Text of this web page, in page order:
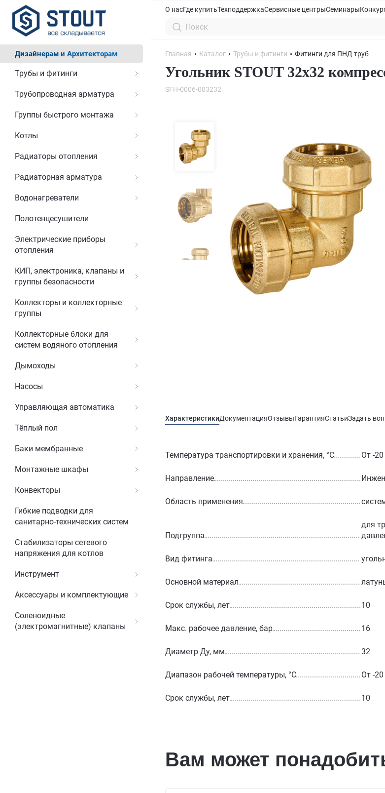
Дизайнерам и Архитекторам
Трубы и фитинги
Трубопроводная арматура
Группы быстрого монтажа
Котлы
Радиаторы отопления
Радиаторная арматура
Водонагреватели
Полотенцесушители
Электрические приборы
отопления
КИП, электроника, клапаны и
группы безопасности
Коллекторы и коллекторные
группы
Коллекторные блоки для
систем водяного отопления
Дымоходы
Насосы
Управляющая автоматика
Тёплый пол
Баки мембранные
Монтажные шкафы
Конвекторы
Гибкие подводки для
санитарно-технических систем
Стабилизаторы сетевого
напряжения для котлов
Инструмент
Аксессуары и комплектующие
Соленоидные
(электромагнитные) клапаны
О насГде купитьТехподдержкаСервисные центрыСеминары
Главная Каталог Трубы и фитинги Фитинги для ПНД труб
Угольник STOUT 32x32
SFH-0006-003232
ХарактеристикиДокументацияОтзывыГарантияСтатьиЗадать
Температура транспортировки и хранения, °С От -
Направление
Область применения
Подгруппа
для
Вид фитинга
Основной материал
Срок службы, лет 10
Макс. рабочее давление, бар 16
Диаметр Ду, мм 32
Диапазон рабочей температуры, °С От -
Срок службы, лет 10
Вам может